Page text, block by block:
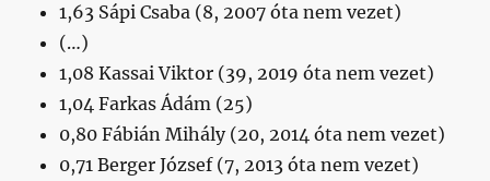
1,63 Sápi Csaba (8, 2007 óta nem vezet)
(…)
1,08 Kassai Viktor (39, 2019 óta nem vezet)
1,04 Farkas Ádám (25)
0,80 Fábián Mihály (20, 2014 óta nem vezet)
0,71 Berger József (7, 2013 óta nem vezet)